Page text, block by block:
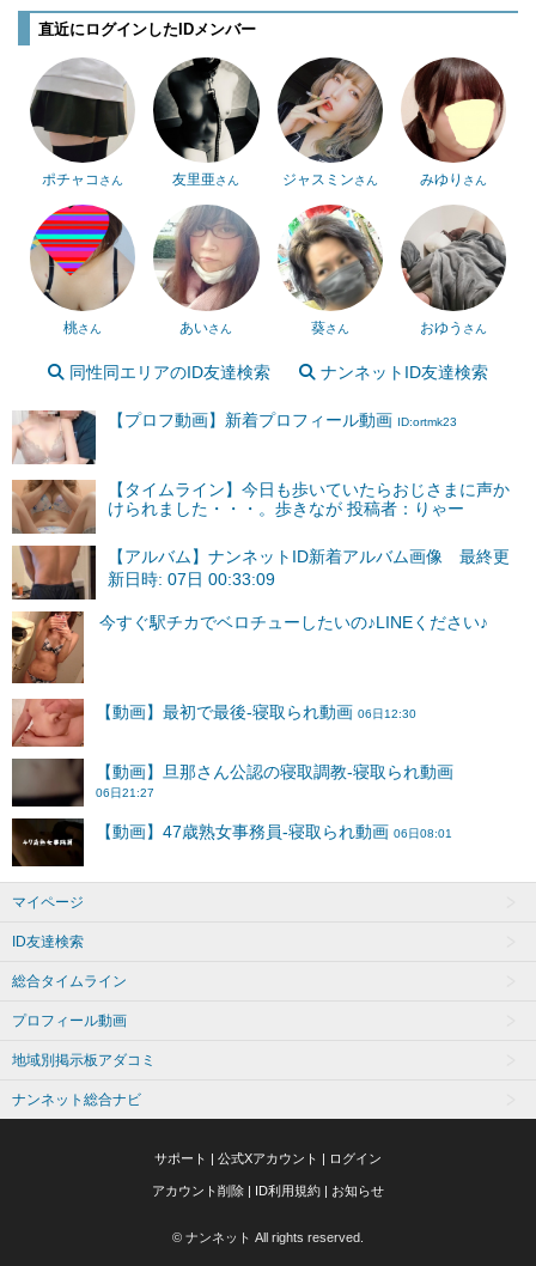
直近にログインしたIDメンバー
ポチャコ さん 友里亜さん ジャスミンさん みゆり さん
桃さん あいさん 葵さん おゆう さん
同性同エリアのID友達検索 ナンネットID友達検索
【プロフ動画】新着プロフィール動画 ID:ortmk23
【タイムライン】今日も歩いていたらおじさまに声か
けられました・・・。歩きなが 投稿者：りゃー
【アルバム】ナンネットID新着アルバム画像 最終更
新日時: 07日 00:33:09
マイページ
ID友達検索
総合タイムライン
プロフィール動画
地域別掲示板アダコミ
ナンネット総合ナビ
サポート | 公式Xアカウント | ログイン
アカウント削除 | ID利用規約 | お知らせ
© ナンネット All rights reserved.